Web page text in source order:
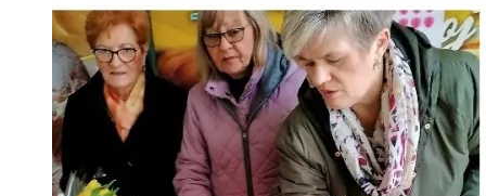
borbe
obilježava
se
i
u
Biogradu
Moru